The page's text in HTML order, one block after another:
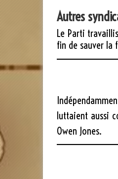
Autres
Le Parti
fin de sauver la
luttaient aussi
Owen Jones.